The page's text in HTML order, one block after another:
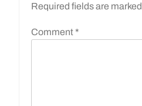
Required fields are marked
Comment *